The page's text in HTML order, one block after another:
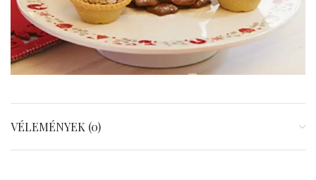
VÉLEMÉNYEK (0)